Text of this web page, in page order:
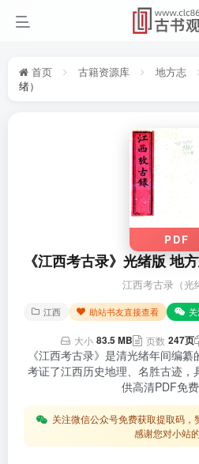
首页 古籍资源库 地方志
绪）
PDF
《江西考古录》光绪版 地
江西考古录（光
江西 助站书友直接查看
大小 83.5 MB 页数 247页
《江西考古录》是清光绪年间编
考证了江西历史地理、名胜古迹，
供高清PDF免费
关注微信公众号免费获取提取码，
感谢您对小站